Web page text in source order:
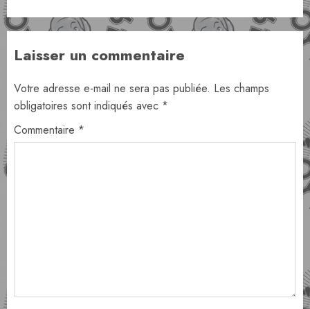
Laisser un commentaire
Votre adresse e-mail ne sera pas publiée. Les champs
obligatoires sont indiqués avec *
Commentaire *